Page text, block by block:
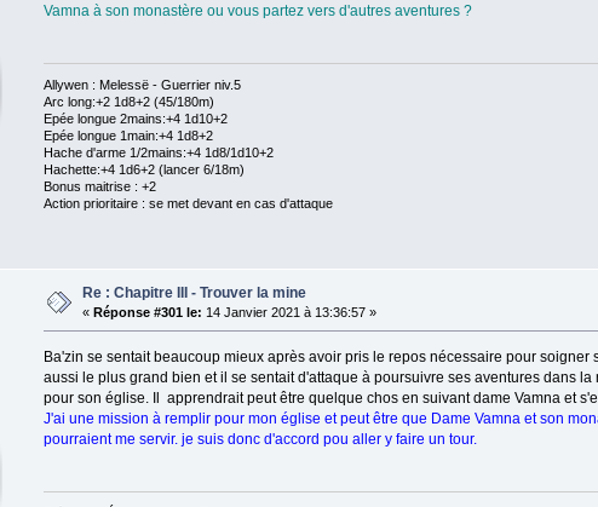
Vamna à son monastère ou vous partez vers d'autres aventures ?
Allywen : Melessë - Guerrier niv.5
Arc long:+2 1d8+2 (45/180m)
Epée longue 2mains:+4 1d10+2
Epée longue 1main:+4 1d8+2
Hache d'arme 1/2mains:+4 1d8/1d10+2
Hachette:+4 1d6+2 (lancer 6/18m)
Bonus maitrise : +2
Action prioritaire : se met devant en cas d'attaque
Re : Chapitre III - Trouver la mine
«Réponse #301 le: 14 Janvier 2021 à 13:36:57 »
Ba'zin se sentait beaucoup mieux après avoir pris le repos nécessaire pour
aussi le plus grand bien et il se sentait d'attaque à poursuivre ses aventures dans
pour son église. Il apprendrait peut être quelque chos en suivant dame Vamna et
J'ai une mission à remplir pour mon église et peut être que Dame Vamna et son
pourraient me servir. je suis donc d'accord pou aller y faire un tour.